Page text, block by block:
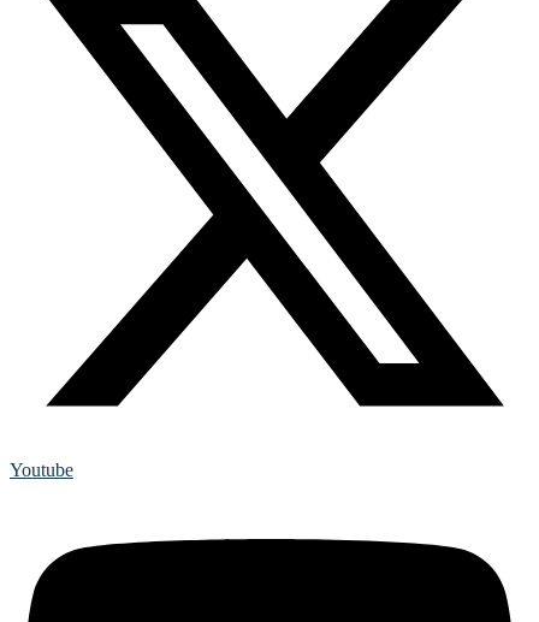
Youtube